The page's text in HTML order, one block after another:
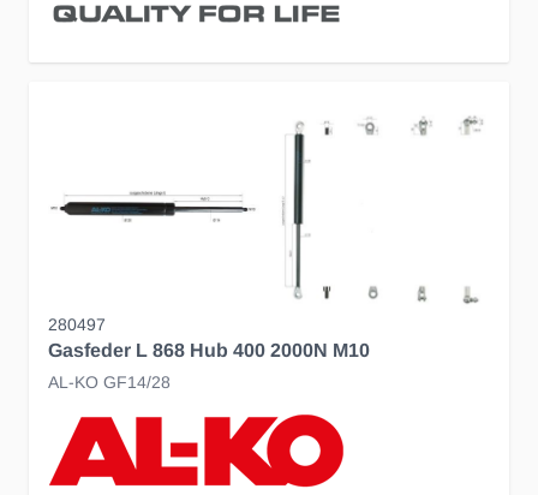
280497
Gasfeder L 868 Hub 400 2000N M10
AL-KO GF14/28